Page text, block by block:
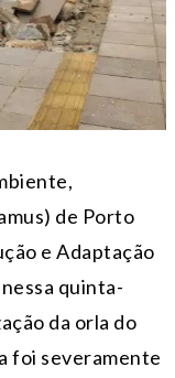
de Porto
e Adaptação
quinta-
da orla do
foi severamente